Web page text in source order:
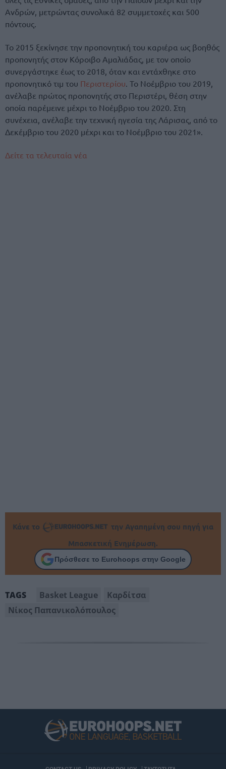
Ανδρών, μετρώντας συνολικά 82 συμμετοχές και 500
πόντους.
Το 2015 ξεκίνησε την προπονητική του καριέρα ως βοηθός
προπονητής στον Κόροιβο Αμαλιάδας, με τον οποίο
συνεργάστηκε έως το 2018, όταν και εντάχθηκε στο
προπονητικό τιμ του Περιστερίου . Το Νοέμβριο του 2019,
ανέλαβε πρώτος προπονητής στο Περιστέρι, θέση στην
οποία παρέμεινε μέχρι το Νοέμβριο του 2020. Στη
συνέχεια, ανέλαβε την τεχνική ηγεσία της Λάρισας, από το
Δεκέμβριο του 2020 μέχρι και το Νοέμβριο του 2021».
Δείτε τα τελευταία νέα
Κάνε το
την Αγαπημένη σου πηγή για
Μπασκετική Ενημέρωση.
Πρόσθεσε το Eurohoops στην Google
TAGS Basket League
Καρδίτσα
Νίκος Παπανικολόπουλος